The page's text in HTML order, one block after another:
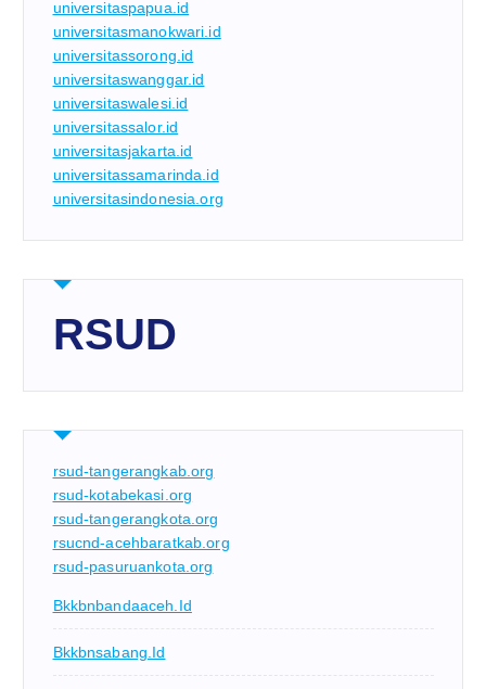
universitaspapua.id
universitasmanokwari.id
universitassorong.id
universitaswanggar.id
universitaswalesi.id
universitassalor.id
universitasjakarta.id
universitassamarinda.id
universitasindonesia.org
RSUD
rsud-tangerangkab.org
rsud-kotabekasi.org
rsud-tangerangkota.org
rsucnd-acehbaratkab.org
rsud-pasuruankota.org
Bkkbnbandaaceh.id
Bkkbnsabang.id